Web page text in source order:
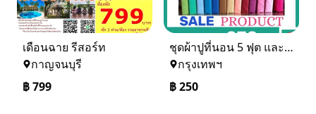
เดือนฉาย รีสอร์ท
กาญจนบุรี
฿799
ชุดผ้าปูที่นอน 5 ฟุต และ 6 ฟุต ราคาเดียวจร้า สนใจรับไหมคะ
กรุงเทพฯ
฿250